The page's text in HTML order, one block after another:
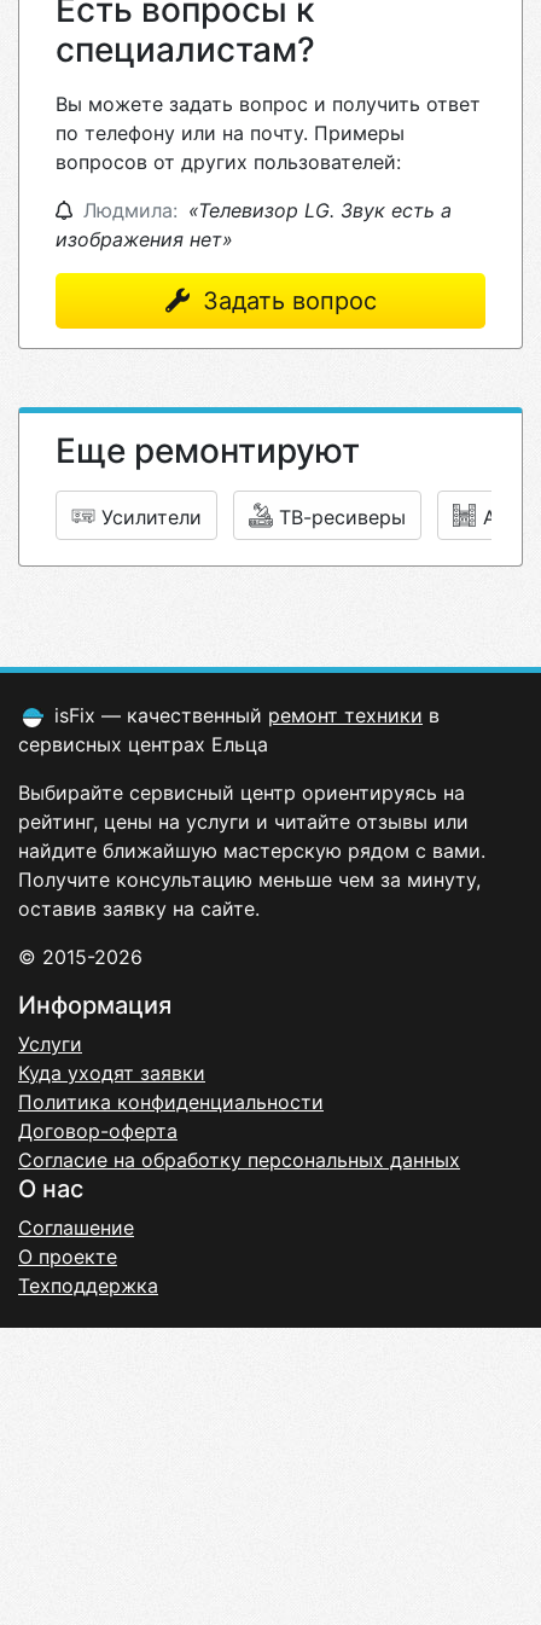
Есть вопросы к
специалистам?
Вы можете задать вопрос и получить ответ
по телефону или на почту. Примеры
вопросов от других пользователей:
Людмила: «Телевизор LG. Звук есть а
изображения нет»
Задать вопрос
Еще ремонтируют
Усилители ТВ-ресиверы
isFix — качественный ремонт техники в
сервисных центрах Ельца
Выбирайте сервисный центр ориентируясь на
рейтинг, цены на услуги и читайте отзывы или
найдите ближайшую мастерскую рядом с вами.
Получите консультацию меньше чем за минуту,
оставив заявку на сайте.
© 2015-2026
Информация
Услуги
Куда уходят заявки
Политика конфиденциальности
Договор-оферта
Согласие на обработку персональных данных
О нас
Соглашение
О проекте
Техподдержка